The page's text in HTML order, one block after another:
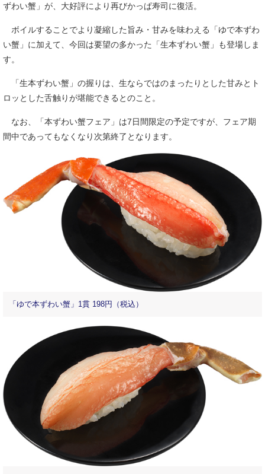
ずわい蟹」が、大好評により再びかっぱ寿司に復活。
ボイルすることでより凝縮した旨み・甘みを味わえる「ゆで本ずわ
い蟹」に加えて、今回は要望の多かった「生本ずわい蟹」も登場しま
す。
「生本ずわい蟹」の握りは、生ならではのまったりとした甘みとト
ロッとした舌触りが堪能できるとのこと。
なお、「本ずわい蟹フェア」は7日間限定の予定ですが、フェア期
間中であってもなくなり次第終了となります。
「ゆで本ずわい蟹」1貫 198円（税込）